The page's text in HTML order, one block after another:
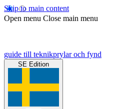
Skip to main content
Open menu Close main menu
guide till teknikprylar och fynd
SE Edition